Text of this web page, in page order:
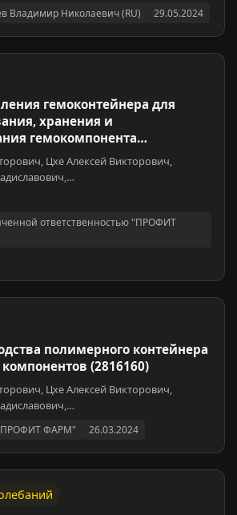
Владимир Николаевич (RU) 29.05.2024
гемоконтейнера для
хранения и
гемокомпонента…
Цхе Алексей Викторович,
ответственностью "ПРОФИТ
полимерного контейнера
(2816160)
Цхе Алексей Викторович,
ФАРМ" 26.03.2024